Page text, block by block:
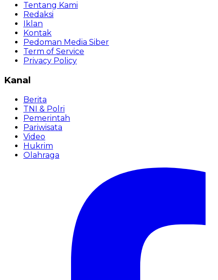
Tentang Kami
Redaksi
Iklan
Kontak
Pedoman Media Siber
Term of Service
Privacy Policy
Kanal
Berita
TNI & Polri
Pemerintah
Pariwisata
Video
Hukrim
Olahraga